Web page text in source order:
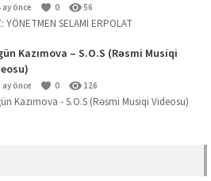
ay önce 0 56
YÖNETMEN SELAMİ ERPOLAT
Kazımova – S.O.S (Rəsmi Musiqi
ay önce 0 126
Kazımova - S.O.S (Rəsmi Musiqi Videosu)